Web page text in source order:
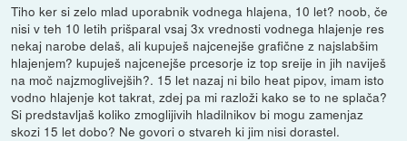
Tiho ker si zelo mlad uporabnik vodnega hlajena, 10 let? noob, če
nisi v teh 10 letih prišparal vsaj 3x vrednosti vodnega hlajenje res
nekaj narobe delaš, ali kupuješ najcenejše grafične z najslabšim
hlajenjem? kupuješ najcenejše prcesorje iz top sreije in jih naviješ
na moč najzmoglivejših?. 15 let nazaj ni bilo heat pipov, imam isto
vodno hlajenje kot takrat, zdej pa mi razloži kako se to ne splača?
Si predstavljaš koliko zmoglijivih hladilnikov bi mogu zamenjaz
skozi 15 let dobo? Ne govori o stvareh ki jim nisi dorastel.